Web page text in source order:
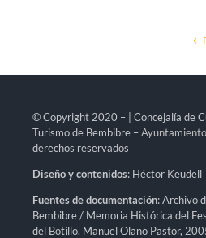
© Copyright 2020 – | Concejalía de
Turismo de Bembibre –
derechos reservados
Diseño y contenidos: Héctor Keudell
Fuentes de documentación: Archivo
Bembibre / Memoria Histórica del
del Botillo. Manuel Olano Pastor,